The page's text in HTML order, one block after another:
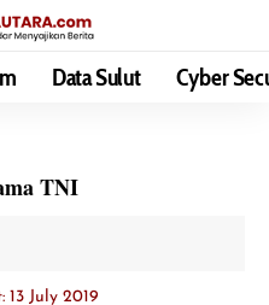
Data Sulut Cyber
TNI
13 July 2019